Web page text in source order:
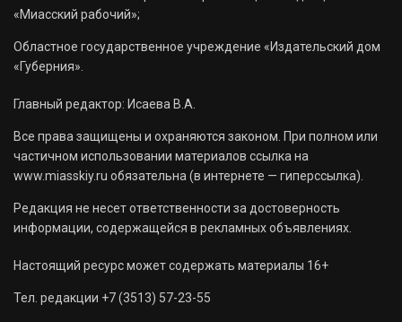
«Миасский рабочий»;
Областное государственное учреждение «Издательский дом
«Губерния».
Главный редактор: Исаева В.А.
Все права защищены и охраняются законом. При полном или
частичном использовании материалов ссылка на
www.miasskiy.ru обязательна (в интернете — гиперссылка).
Редакция не несет ответственности за достоверность
информации, содержащейся в рекламных объявлениях.
Настоящий ресурс может содержать материалы 16+
Тел. редакции +7 (3513) 57-23-55